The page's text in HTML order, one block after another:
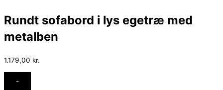
Rundt sofabord i lys egetræ med
metalben
1.179,00 kr.
-